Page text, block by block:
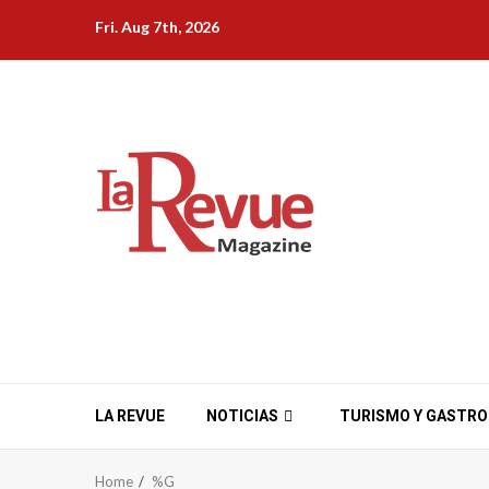
content
Fri. Aug 7th, 2026
LA REVUE NOTICIAS TURISMO Y
Home %G